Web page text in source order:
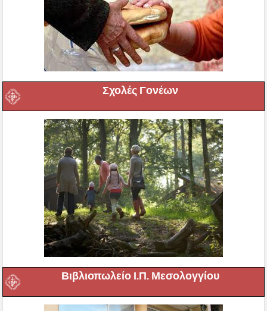
Σχολές Γονέων
Βιβλιοπωλείο Ι.Π. Μεσολογγίου